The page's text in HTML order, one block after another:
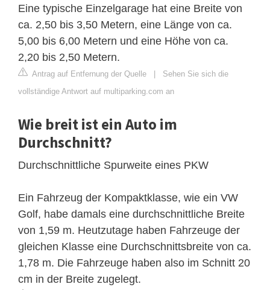
Eine typische Einzelgarage hat eine Breite von
ca. 2,50 bis 3,50 Metern, eine Länge von ca.
5,00 bis 6,00 Metern und eine Höhe von ca.
2,20 bis 2,50 Metern.
Antrag auf Entfernung der Quelle | Sehen Sie sich die
vollständige Antwort auf multiparking.com an
Wie breit ist ein Auto im
Durchschnitt?
Durchschnittliche Spurweite eines PKW
Ein Fahrzeug der Kompaktklasse, wie ein VW
Golf, habe damals eine durchschnittliche Breite
von 1,59 m. Heutzutage haben Fahrzeuge der
gleichen Klasse eine Durchschnittsbreite von ca.
1,78 m. Die Fahrzeuge haben also im Schnitt 20
cm in der Breite zugelegt.